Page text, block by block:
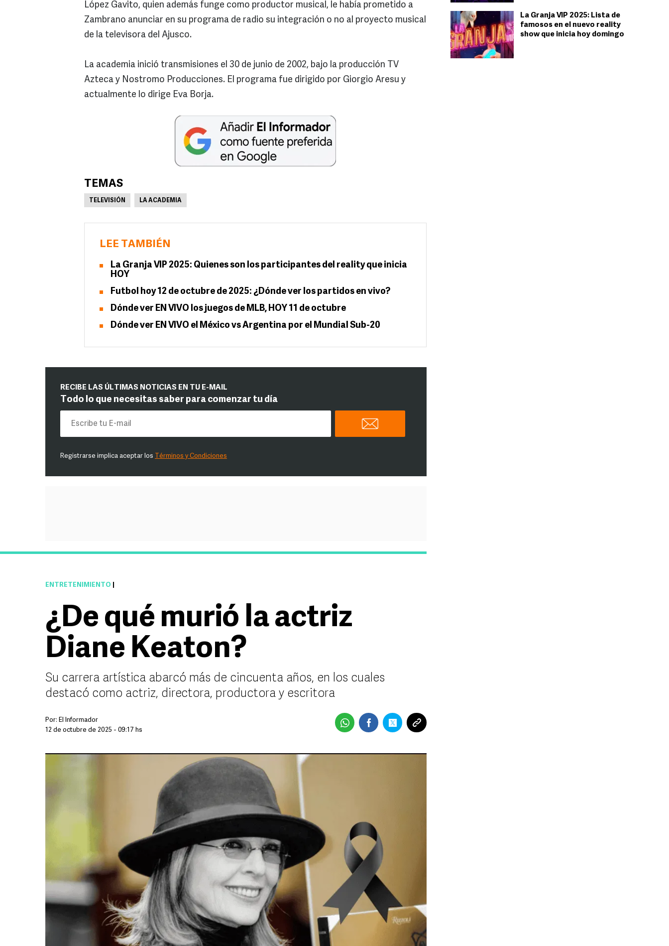
La Granja VIP 2025: Lista de
famosos en el nuevo reality
show que inicia hoy domingo
López Gavito, quien además funge como productor musical, le había prometido a
Zambrano anunciar en su programa de radio su integración o no al proyecto musical
de la televisora del Ajusco.
La academia inició transmisiones el 30 de junio de 2002, bajo la producción TV
Azteca y Nostromo Producciones. El programa fue dirigido por Giorgio Aresu y
actualmente lo dirige Eva Borja.
TEMAS
TELEVISIÓN LA ACADEMIA
LEE TAMBIÉN
La Granja VIP 2025: Quienes son los participantes del reality que inicia
HOY
Futbol hoy 12 de octubre de 2025: ¿Dónde ver los partidos en vivo?
Dónde ver EN VIVO los juegos de MLB, HOY 11 de octubre
Dónde ver EN VIVO el México vs Argentina por el Mundial Sub-20
RECIBE LAS ÚLTIMAS NOTICIAS EN TU E-MAIL
Todo lo que necesitas saber para comenzar tu día
Registrarse implica aceptar los Términos y Condiciones
ENTRETENIMIENTO
¿De qué murió la actriz
Diane Keaton?
Su carrera artística abarcó más de cincuenta años, en los cuales
destacó como actriz, directora, productora y escritora
Por: El Informador
12 de octubre de 2025 - 09:17 hs